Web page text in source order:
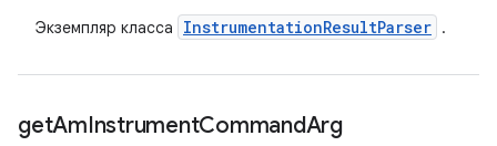
Экземпляр класса InstrumentationResultParser .
getAmInstrumentCommandArg